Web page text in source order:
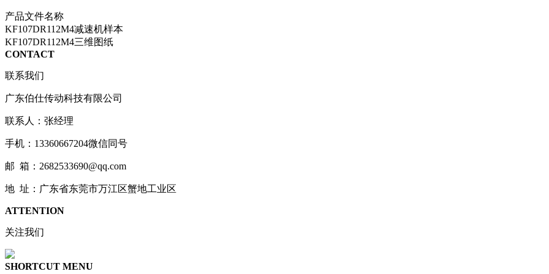
产品文件名称
KF107DR112M4减速机样本
KF107DR112M4三维图纸
CONTACT
联系我们
广东伯仕传动科技有限公司
联系人：张经理
手机：13360667204微信同号
邮 箱：2682533690@qq.com
地 址：广东省东莞市万江区蟹地工业区
ATTENTION
关注我们
SHORTCUT MENU